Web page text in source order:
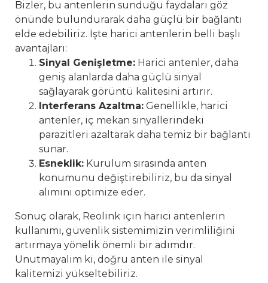
Bizler, bu antenlerin sunduğu faydaları göz
önünde bulundurarak daha güçlü bir bağlantı
elde edebiliriz. İşte harici antenlerin belli başlı
avantajları:
Sinyal Genişletme: Harici antenler, daha
geniş alanlarda daha güçlü sinyal
sağlayarak görüntü kalitesini artırır.
Interferans Azaltma: Genellikle, harici
antenler, iç mekan sinyallerindeki
parazitleri azaltarak daha temiz bir bağlantı
sunar.
Esneklik: Kurulum sırasında anten
konumunu değiştirebiliriz, bu da sinyal
alımını optimize eder.
Sonuç olarak, Reolink için harici antenlerin
kullanımı, güvenlik sistemimizin verimliliğini
artırmaya yönelik önemli bir adımdır.
Unutmayalım ki, doğru anten ile sinyal
kalitemizi yükseltebiliriz.